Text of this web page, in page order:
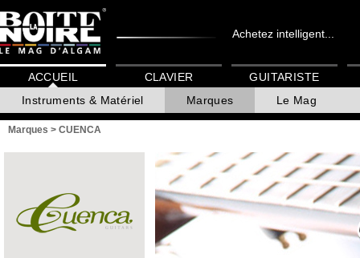
Achetez intelligent...
ACCUEIL
Instruments & Matériel
Marques Le Mag
CLAVIER GUITARISTE
Marques > CUENCA